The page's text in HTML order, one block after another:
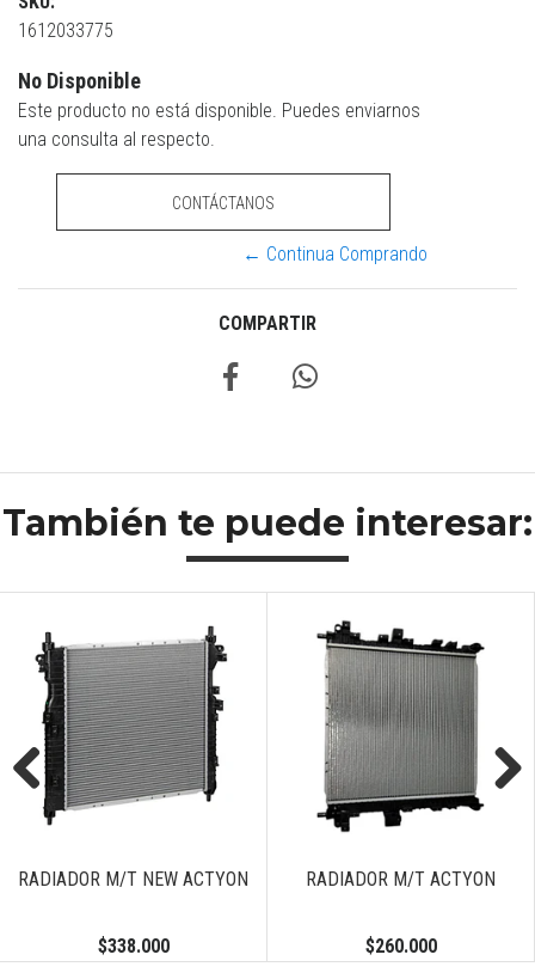
1612033775
No Disponible
Este producto no está disponible. Puedes enviarnos
una consulta al respecto.
CONTÁCTANOS
← Continua Comprando
COMPARTIR
También te puede interesar:
RADIADOR M/T NEW ACTYON
$338.000
RADIADOR M/T ACTYON
$260.000
Previous